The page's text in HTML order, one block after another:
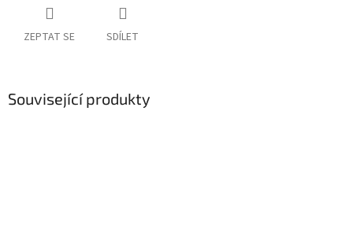
ZEPTAT SE SDÍLET
Související produkty